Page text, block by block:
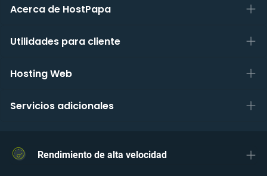
Acerca de HostPapa
Utilidades para cliente
Hosting Web
Servicios adicionales
Rendimiento de alta velocidad